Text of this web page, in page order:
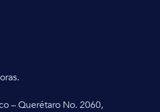
– Querétaro No. 2060,